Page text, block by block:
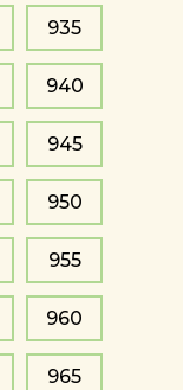
935
940
945
950
955
960
965